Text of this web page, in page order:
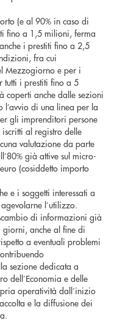
(e al 90% in caso di
fino a 1,5 milioni, ferma
i prestiti fino a 2,5
fra cui
Mezzogiorno e per i
tutti i prestiti fino a 5
coperti anche dalle sezioni
l’avvio di una linea per la
gli imprenditori persone
al registro delle
valutazione da parte
già attive sul micro-
(cosiddetto importo
e i soggetti interessati a
l’utilizzo.
di informazioni già
giorni, anche al fine di
a eventuali problemi
sezione dedicata a
dell’Economia e delle
operatività dall’inizio
e la diffusione dei